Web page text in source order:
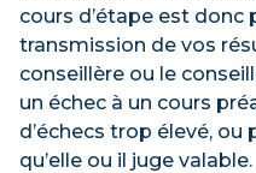
cours d’étape est donc
transmission de vos
conseillère ou le
un échec à un cours
d’échecs trop élevé,
qu’elle ou il juge valable.